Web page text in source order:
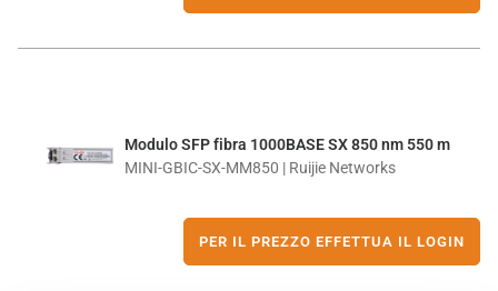
Modulo SFP fibra 1000BASE SX 850 nm 550 m
MINI-GBIC-SX-MM850 | Ruijie Networks
PER IL PREZZO EFFETTUA IL LOGIN